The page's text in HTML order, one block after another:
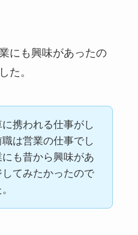
にも興味があったの
た。
携われる仕事がし
は営業の仕事でし
も昔から興味があ
してみたかったので